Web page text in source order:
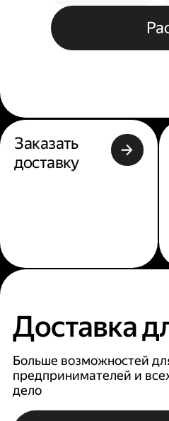
Заказать
доставку
Доставка
Больше возможностей
предпринимателей и
дело